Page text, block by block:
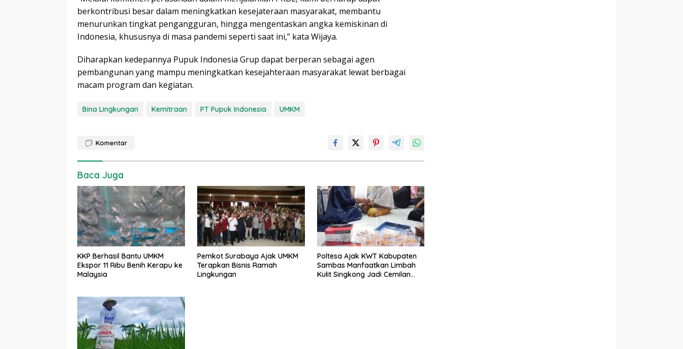
berkontribusi besar dalam meningkatkan kesejateraan masyarakat, membantu
menurunkan tingkat pengangguran, hingga mengentaskan angka kemiskinan di
Indonesia, khususnya di masa pandemi seperti saat ini,” kata Wijaya.
Diharapkan kedepannya Pupuk Indonesia Grup dapat berperan sebagai agen
pembangunan yang mampu meningkatkan kesejahteraan masyarakat lewat berbagai
macam program dan kegiatan.
Bina Lingkungan Kemitraan PT Pupuk Indonesia UMKM
Komentar
Baca Juga
KKP Berhasil Bantu UMKM
Ekspor 11 Ribu Benih Kerapu ke
Malaysia
Pemkot Surabaya Ajak UMKM
Terapkan Bisnis Ramah
Lingkungan
Poltesa Ajak KWT Kabupaten
Sambas Manfaatkan Limbah
Kulit Singkong Jadi Cemilan